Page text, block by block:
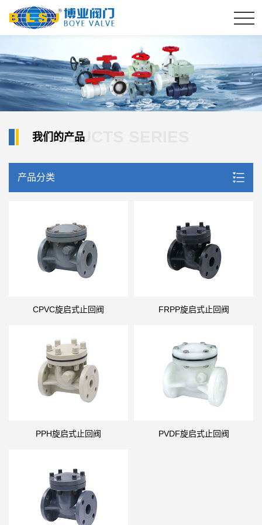
PRODUCTS SERIES
我们的产品
CPVC旋启式止回阀 FRPP旋启式止回阀
PPH旋启式止回阀 PVDF旋启式止回阀